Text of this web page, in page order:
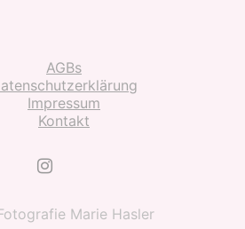
AGBs
Impressum
Kontakt
Marie Hasler